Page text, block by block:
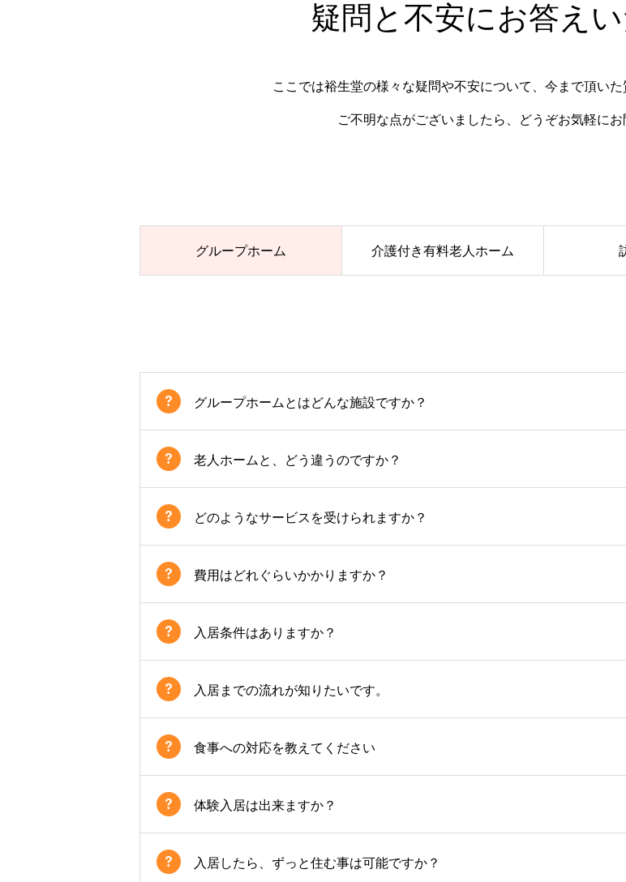
疑問と不安にお答えい
ここでは裕生堂の様々な疑問や不安について、今まで頂いた
ご不明な点がございましたら、どうぞお気軽にお
グループホーム 介護付き有料老人ホーム
グループホームとはどんな施設ですか？
老人ホームと、どう違うのですか？
どのようなサービスを受けられますか？
費用はどれぐらいかかりますか？
入居条件はありますか？
入居までの流れが知りたいです。
食事への対応を教えてください
体験入居は出来ますか？
入居したら、ずっと住む事は可能ですか？